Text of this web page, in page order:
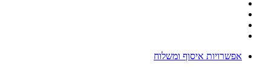
אפשרויות איסוף ומשלוח